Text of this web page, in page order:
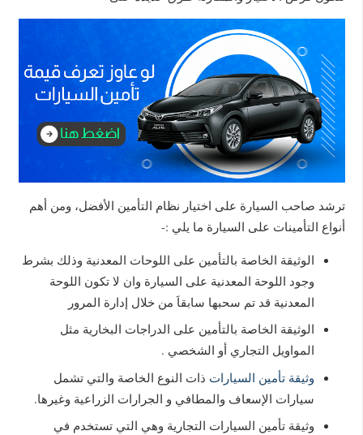
ترشد صاحب السيارة على اختيار نظام التأمين الأفضل، ومن أهم
أنواع التأمينات على السيارة ما يلي :-
الوثيقة الخاصة بالتأمين على اللوحات المعدنية وذلك بشرط
وجود اللوحة المعدنية على السيارة وان لا تكون اللوحة
المعدنية قد تم سحبها سابقاَ من خلال إدارة المرور
الوثيقة الخاصة بالتأمين على الدراجات البخارية مثل
المواويل التجاري أو الشخصي .
وثيقة تأمين السيارات ذات النوع الخاصة والتي تشمل
سيارات الإسعاف والمطافي و الجرارات الزراعية وغيرها.
وثيقة تأمين السيارات التجارية وهي التي تستخدم في